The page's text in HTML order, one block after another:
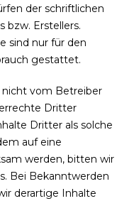
der schriftlichen
bzw. Erstellers.
sind nur für den
gestattet.
nicht vom Betreiber
Dritter
Dritter als solche
auf eine
werden, bitten wir
Bei Bekanntwerden
derartige Inhalte